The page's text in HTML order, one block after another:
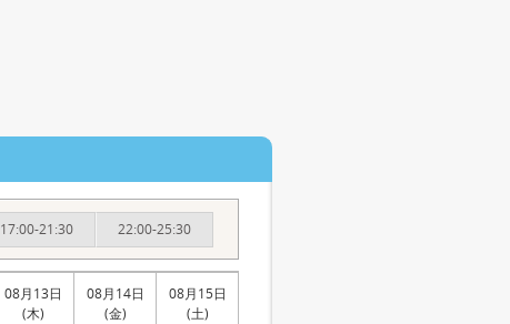
17:00-21:30 22:00-25:30
08月13日
(木)
08月14日
(金)
08月15日
(土)